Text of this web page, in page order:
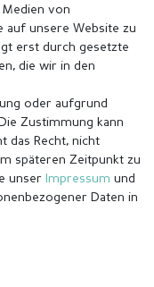
Medien von
auf unsere Website zu
erst durch gesetzte
die wir in den
oder aufgrund
Zustimmung kann
das Recht, nicht
späteren Zeitpunkt zu
unser Impressum und
Daten in